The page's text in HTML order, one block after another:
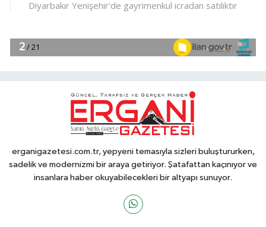
erganigazetesi.com.tr, yepyeni temasıyla sizleri buluştururken,
sadelik ve modernizmi bir araya getiriyor. Şatafattan kaçınıyor ve
insanlara haber okuyabilecekleri bir altyapı sunuyor.